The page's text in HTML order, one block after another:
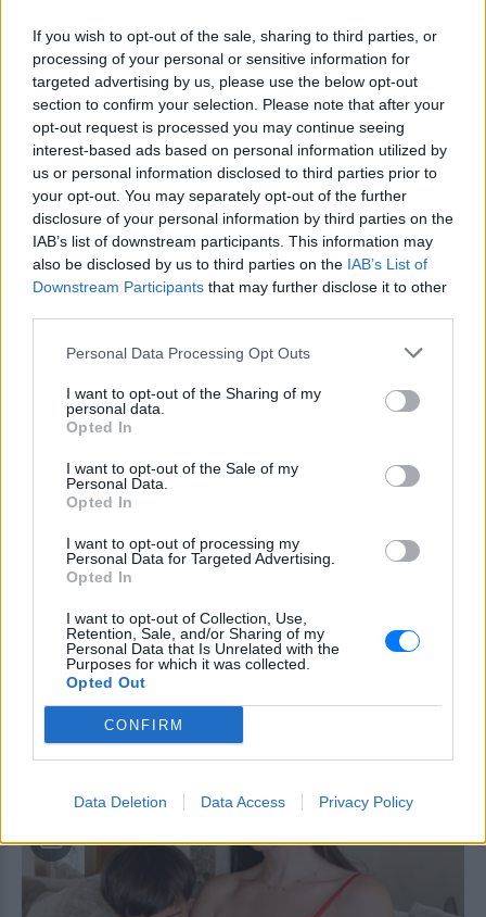
If you wish to opt-out of the sale, sharing to third parties, or
processing of your personal or sensitive information for
targeted advertising by us, please use the below opt-out
section to confirm your selection. Please note that after your
opt-out request is processed you may continue seeing
interest-based ads based on personal information utilized by
us or personal information disclosed to third parties prior to
your opt-out. You may separately opt-out of the further
disclosure of your personal information by third parties on the
IAB’s list of downstream participants. This information may
also be disclosed by us to third parties on the IAB’s List of
Downstream Participants that may further disclose it to other
Personal Data Processing Opt Outs
I want to opt-out of the Sharing of my
personal data.
Opted In
I want to opt-out of the Sale of my
Personal Data.
Opted In
I want to opt-out of processing my
Personal Data for Targeted Advertising.
Opted In
I want to opt-out of Collection, Use,
Retention, Sale, and/or Sharing of my
Personal Data that Is Unrelated with the
Purposes for which it was collected.
Opted Out
CONFIRM
Data Deletion Data Access Privacy Policy
ΔΕΙΤΕ ΕΠΙΣΗΣ
ΣΤΗΝ ΙΔΙΑ ΚΑΤΗΓΟΡΙΑ
Ατύχημα για τον Ιβάν Σβιτάιλο
στην Κέρκυρα: «Θα σηκωθώ πιο
Ο ηθοποιός και χορευτής μοιράστηκε
πρόσφατη εξέτασή του, με ένα μήνυμα
Ένας κάτοχος εισιτηρίου
διαρκείας είναι μόλις 2 μηνών
Οπαδός από κούνια κυριολεκτικά στον
ΟΦΗ
Διακοπές στη Μύκονο για τη
Βάλια Χατζηθεοδώρου ‑ οι
φωτογραφίες με μαγιό στην
παραλία
μοιράστηκε στιγμές από τις
καλοκαιρινές της διακοπές στο νησί των